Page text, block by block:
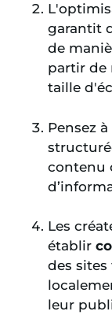
garantit
de
partir de
taille
Pensez
contenu
Les
établir
des
leur